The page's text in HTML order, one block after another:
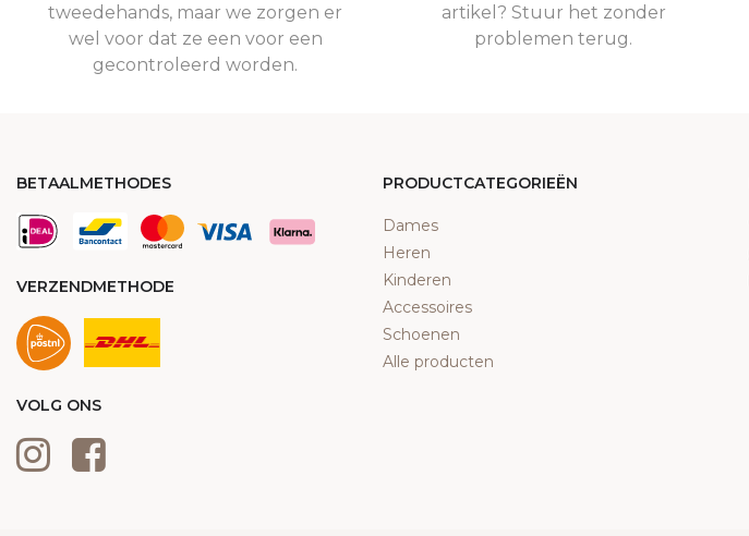
tweedehands, maar we zorgen er
wel voor dat ze een voor een
gecontroleerd worden.
artikel? Stuur het zonder
problemen terug.
BETAALMETHODES
VERZENDMETHODE
VOLG ONS
PRODUCTCATEGORIEËN
Dames
Heren
Kinderen
Accessoires
Schoenen
Alle producten